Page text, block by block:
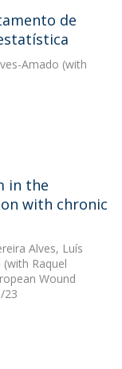
de
Amado (with
in the
with chronic
Alves, Luís
(with Raquel
Wound
23